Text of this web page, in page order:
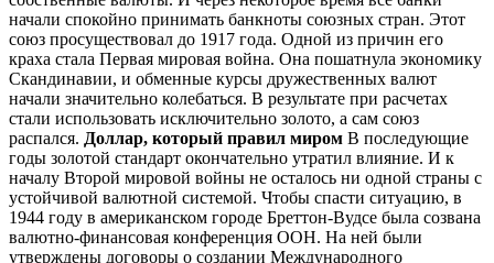
начали спокойно принимать банкноты союзных стран. Этот
союз просуществовал до 1917 года. Одной из причин его
краха стала Первая мировая война. Она пошатнула экономику
Скандинавии, и обменные курсы дружественных валют
начали значительно колебаться. В результате при расчетах
стали использовать исключительно золото, а сам союз
распался. Доллар, который правил миром В последующие
годы золотой стандарт окончательно утратил влияние. И к
началу Второй мировой войны не осталось ни одной страны с
устойчивой валютной системой. Чтобы спасти ситуацию, в
1944 году в американском городе Бреттон-Вудсе была созвана
валютно-финансовая конференция ООН. На ней были
утверждены договоры о создании Международного